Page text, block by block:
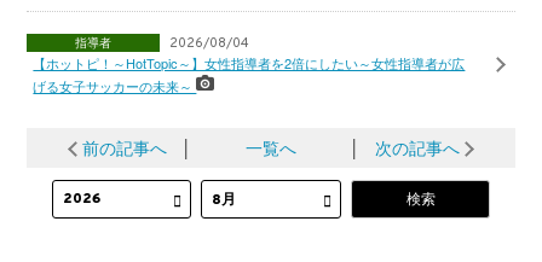
指導者 2026/08/04
【ホットピ！～HotTopic～】女性指導者を2倍にしたい～女性指導者が広
げる女子サッカーの未来～
前の記事へ 一覧へ 次の記事へ